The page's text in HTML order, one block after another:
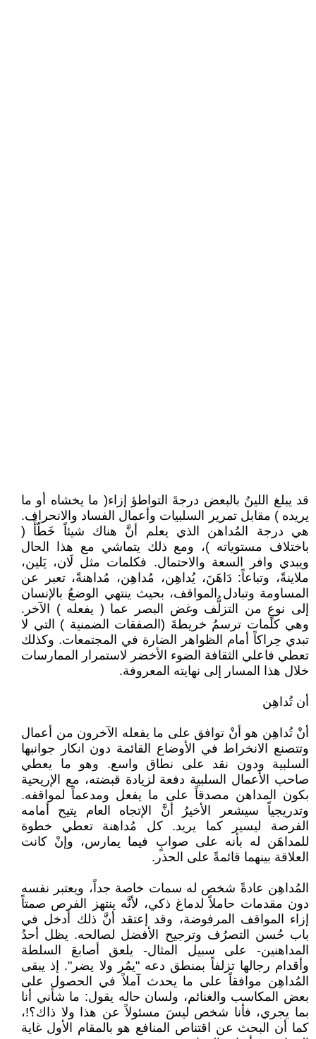
قد يبلغ اللينُ بالبعض درجةَ التواطؤ إزاء( ما يخشاه أو ما
يريده ) مقابل تمرير السلبيات وأعمال الفساد والانحراف.
هي درجة المُداهن الذي يعلم أنَّ هناك شيئاً خَطّأً (
باختلاف مستوياته )، ومع ذلك يتماشي مع هذا الحال
ويبدي وافر السعة والاحتمال. فكلمات مثل لَان، يَلين،
ملاينةً، وتباعاً: دَاهَنَ، يُداهِن، مُداهِن، مُداهنةً، تعبر عن
المساومة وتبادل المواقف، بحيث ينتهي الوضعُ بالإنسان
إلى نوعٍ من التزلُّف وغض البصر عما ( يفعله ) الآخر.
وهي كلمات ترسمُ خريطةَ (الصفقات الضمنية ) التي لا
تبدي حِراكاً أمام الظواهر الضارة في المجتمعات. وكذلك
تعطي فاعلي الثقافة الضوء الأخضر لاستمرار الممارسات
خلال هذا المسار إلى نهايته المعروفة.
أن تُداهِن
أنْ تُداهِن هو أنْ توافق على ما يفعله الآخرون من أعمال
وتتصنع الانخراط في الأوضاع القائمة دون انكار جوانبها
السلبية ودون نقد على نطاق واسع. وهو ما يعطي
صاحب الأعمال السلبية دفعة لزيادة قبضته، مع الإريحية
بكون المداهن مصدقاً على ما يفعل ومدعماً لمواقفه.
وتدريجياً سيشعر الأخيرُ أنَّ الإتجاه العام يتيح أمامه
الفرصة ليسير كما يريد. كل مُداهنة تعطي خطوة
للمداهَن له بأنه على صوابٍ فيما يمارس، وإنْ كانت
العلاقة بينهما قائمةً على الحذر.
المُداهِن عادةً شخص له سمات خاصة جداً، ويعتبر نفسه
دون مقدمات حاملاً لدماغ ذكي، لأنَّه ينتهز الفرص صمتاً
إزاء المواقف المرفوضة، وقد إعتقد أنَّ ذلك أدخل في
باب حُسن التصرُف وترجيح الأفضل لصالحه. يظل أحدُ
المداهنين- على سبيل المثال- يلعق أصابعَ السلطة
وأقدام رجالها تزلفاً بمنطق دعه "يمُر ولا يضر". إذ يبقى
المُداهِن موافقاً على ما يحدث آملاً في الحصول على
بعض المكاسب والغنائم، ولسان حاله يقول: ما شأني أنا
بما يجري، فأنا شخص ليسَ مسئولاً عن هذا ولا ذاك؟!،
كما أن البحث عن اقتناص المنافع هو بالمقام الأول غاية